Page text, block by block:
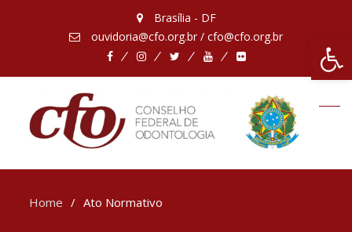
Brasília - DF
ouvidoria@cfo.org.br / cfo@cfo.org.br
FacebookInstagramTwitterYoutubeFlickr
Home Ato Normativo